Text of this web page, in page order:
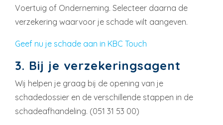
Voertuig of Onderneming. Selecteer daarna de
verzekering waarvoor je schade wilt aangeven.
Geef nu je schade aan in KBC Touch
3. Bij je verzekeringsagent
Wij helpen je graag bij de opening van je
schadedossier en de verschillende stappen in de
schadeafhandeling. (051 31 53 00)